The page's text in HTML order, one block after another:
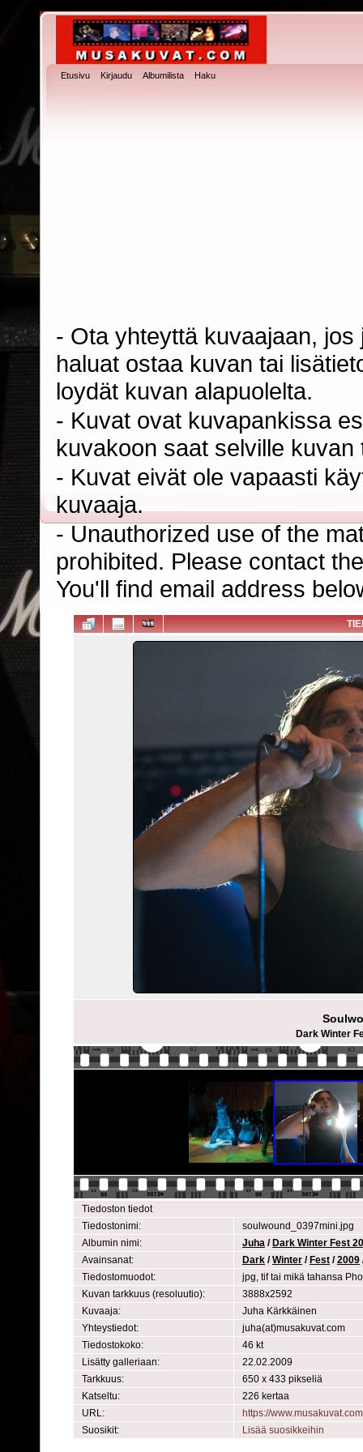
Etusivu Kirjaudu Albumilista Haku
- Ota yhteyttä kuvaajaan,
haluat ostaa kuvan tai
loydät kuvan alapuolelta.
- Kuvat ovat kuvapankissa
kuvakoon saat selville
- Kuvat eivät ole vapaasti
kuvaaja.
- Unauthorized use of the
prohibited. Please contact
You'll find email address
Dark Winter
Tiedoston tiedot
Tiedostonimi:
soulwound_0397mini.jpg
Albumin nimi:
Juha / Dark Winter Fest
Avainsanat:
Dark /Winter / Fest /2009
Tiedostomuodot:
jpg, tif tai mikä tahansa
Kuvan tarkkuus (resoluutio):
3888x2592
Kuvaaja:
Juha Kärkkäinen
Yhteystiedot:
juha(at)musakuvat.com
Tiedostokoko:
46 kt
Lisätty galleriaan:
22.02.2009
Tarkkuus:
650 x 433 pikseliä
Katseltu:
226 kertaa
URL:
https://
Suosikit:
Lisää suosikkeihin